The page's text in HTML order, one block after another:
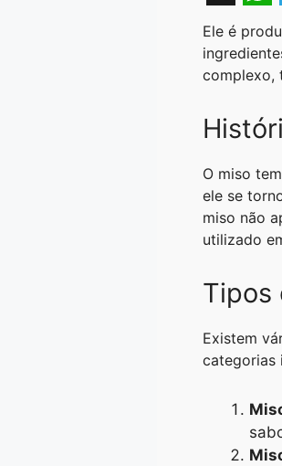
X W
h
a
s
A
p
p
Ele é
complexo,
O miso
ele se
miso não
utilizado
Tipos
Existem
categorias